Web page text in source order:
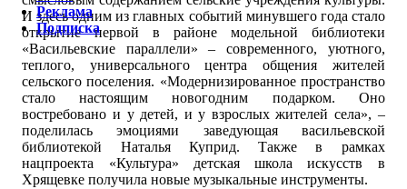
И здесь одним из главных событий минувшего года стало
открытие первой в районе модельной библиотеки
«Васильевские параллели» – современного, уютного,
теплого, универсального центра общения жителей
сельского поселения. «Модернизированное пространство
стало настоящим новогодним подарком. Оно
востребовано и у детей, и у взрослых жителей села», –
поделилась эмоциями заведующая васильевской
библиотекой Наталья Куприд. Также в рамках
нацпроекта «Культура» детская школа искусств в
Хрящевке получила новые музыкальные инструменты.
Реклама
Подписка